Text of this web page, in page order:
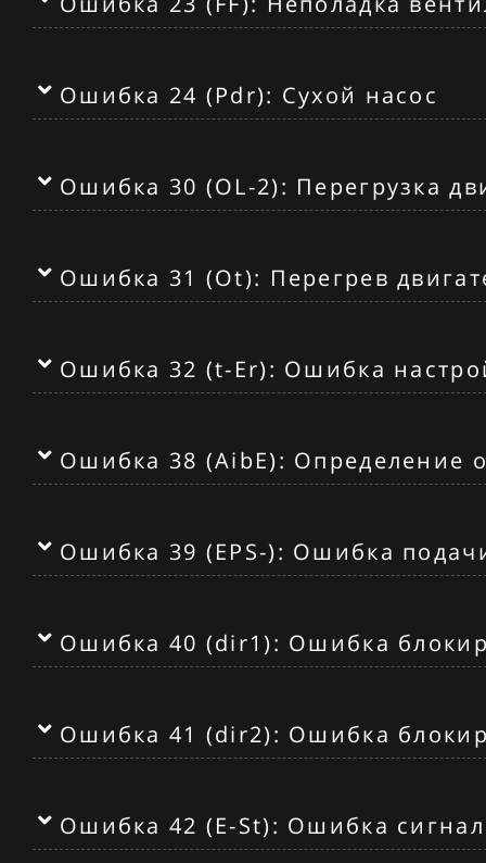
Ошибка 24 (Pdr): Сухой насос
Ошибка 30 (OL-2): Перегрузка
Ошибка 31 (Ot): Перегрев
Ошибка 32 (t-Er): Ошибка
Ошибка 38 (AibE): Определение
Ошибка 39 (EPS-): Ошибка
Ошибка 40 (dir1): Ошибка
Ошибка 41 (dir2): Ошибка
Ошибка 42 (E-St): Ошибка